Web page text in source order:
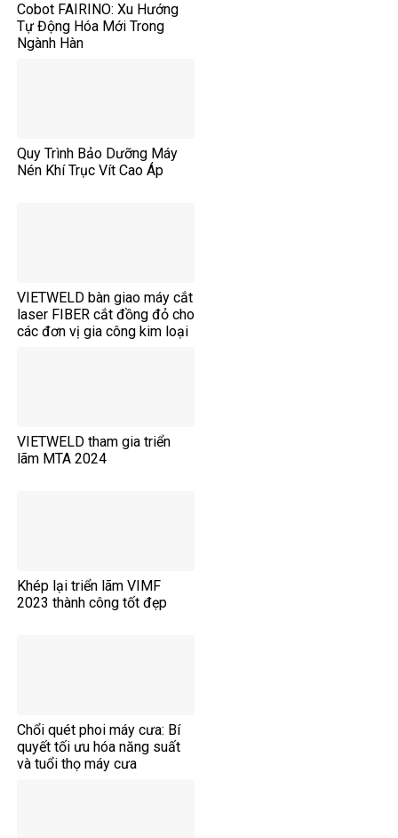
Cobot FAIRINO: Xu Hướng
Tự Động Hóa Mới Trong
Ngành Hàn
Quy Trình Bảo Dưỡng Máy
Nén Khí Trục Vít Cao Áp
VIETWELD bàn giao máy cắt
laser FIBER cắt đồng đỏ cho
các đơn vị gia công kim loại
VIETWELD tham gia triển
lãm MTA 2024
Khép lại triển lãm VIMF
2023 thành công tốt đẹp
Chổi quét phoi máy cưa: Bí
quyết tối ưu hóa năng suất
và tuổi thọ máy cưa